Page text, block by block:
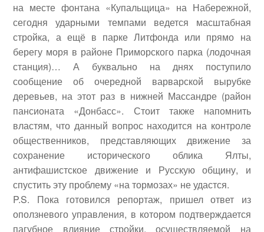
на месте фонтана «Купальщица» на Набережной,
сегодня ударными темпами ведется масштабная
стройка, а ещё в парке Литфонда или прямо на
берегу моря в районе Приморского парка (лодочная
станция)… А буквально на днях поступило
сообщение об очередной варварской вырубке
деревьев, на этот раз в нижней Массандре (район
пансионата «Донбасс». Стоит также напомнить
властям, что данный вопрос находится на контроле
общественников, представляющих движение за
сохранение исторического облика Ялты,
антифашистское движение и Русскую общину, и
спустить эту проблему «на тормозах» не удастся.
P.S. Пока готовился репортаж, пришел ответ из
оползневого управления, в котором подтверждается
пагубное влияние стройки, осуществляемой на